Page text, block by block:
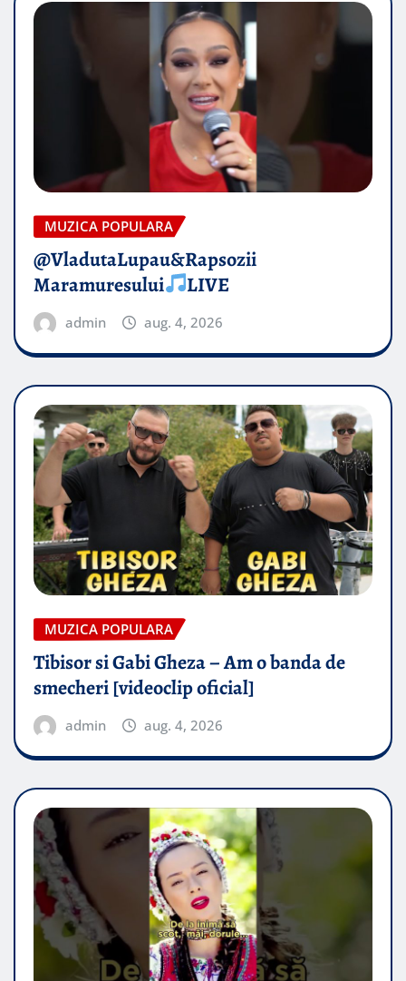
MUZICA POPULARA
@VladutaLupau&Rapsozii
Maramuresului
LIVE
admin aug. 4, 2026
MUZICA POPULARA
Tibisor si Gabi Gheza – Am o banda de
smecheri [videoclip oficial]
admin aug. 4, 2026